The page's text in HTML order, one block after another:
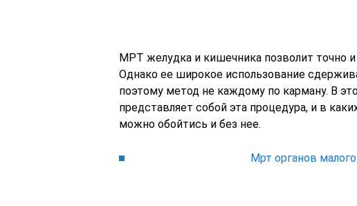
МРТ желудка и кишечника позволит точно
Однако ее широкое использование
поэтому метод не каждому по карману. В
представляет собой эта процедура, и в
можно обойтись и без нее.
Мрт органов